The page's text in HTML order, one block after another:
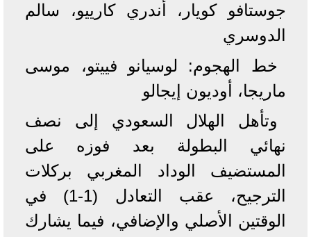
جوستافو كويار، أندري كارييو، سالم
الدوسري
خط الهجوم: لوسيانو فييتو، موسى
ماريجا، أوديون إيجالو
وتأهل الهلال السعودي إلى نصف
نهائي البطولة بعد فوزه على
المستضيف الوداد المغربي بركلات
الترجيح، عقب التعادل (1-1) في
الوقتين الأصلي والإضافي، فيما يشارك